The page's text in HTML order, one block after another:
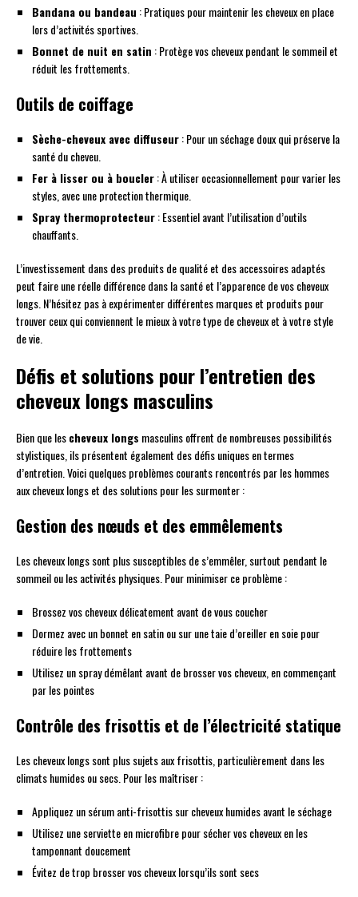
Bandana ou bandeau : Pratiques pour maintenir les cheveux en place
lors d’activités sportives.
Bonnet de nuit en satin : Protège vos cheveux pendant le sommeil et
réduit les frottements.
Outils de coiffage
Sèche-cheveux avec diffuseur: Pour un séchage doux qui préserve la
santé du cheveu.
Fer à lisser ou à boucler: À utiliser occasionnellement pour varier les
styles, avec une protection thermique.
Spray thermoprotecteur: Essentiel avant l’utilisation d’outils
chauffants.
L’investissement dans des produits de qualité et des accessoires adaptés
peut faire une réelle différence dans la santé et l’apparence de vos cheveux
longs. N’hésitez pas à expérimenter différentes marques et produits pour
trouver ceux qui conviennent le mieux à votre type de cheveux et à votre style
de vie.
Défis et solutions pour l’entretien des
cheveux longs masculins
Bien que lescheveux longs masculins offrent de nombreuses possibilités
stylistiques, ils présentent également des défis uniques en termes
d’entretien. Voici quelques problèmes courants rencontrés par les hommes
aux cheveux longs et des solutions pour les surmonter :
Gestion des nœuds et des emmêlements
Les cheveux longs sont plus susceptibles de s’emmêler, surtout pendant le
sommeil ou les activités physiques. Pour minimiser ce problème :
Brossez vos cheveux délicatement avant de vous coucher
Dormez avec un bonnet en satin ou sur une taie d’oreiller en soie pour
réduire les frottements
Utilisez un spray démêlant avant de brosser vos cheveux, en commençant
par les pointes
Contrôle des frisottis et de l’électricité statique
Les cheveux longs sont plus sujets aux frisottis, particulièrement dans les
climats humides ou secs. Pour les maîtriser :
Appliquez un sérum anti-frisottis sur cheveux humides avant le séchage
Utilisez une serviette en microfibre pour sécher vos cheveux en les
tamponnant doucement
Évitez de trop brosser vos cheveux lorsqu’ils sont secs